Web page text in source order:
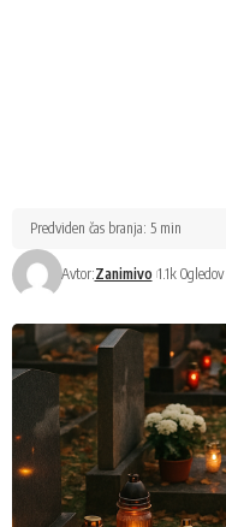
Avtor:Zanimivo 1.1k Ogledov
Predviden čas branja: 5 min